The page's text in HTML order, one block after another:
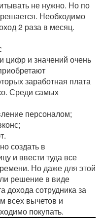
не нужно. Но по
Необходимо
2 раза в месяц.
цифр и значений очень
заработная плата
Среди самых
персоналом;
создать в
и ввести туда все
Но даже для этой
решение в виде
дохода сотрудника за
всех вычетов и
покупать.